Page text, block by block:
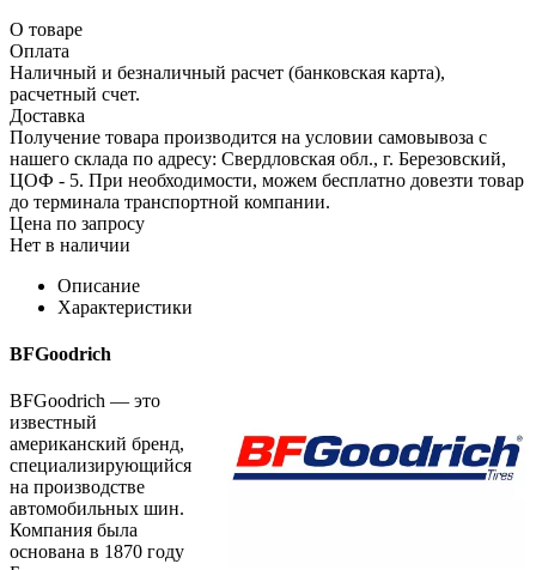
О товаре
Оплата
Наличный и безналичный расчет (банковская карта),
расчетный счет.
Доставка
Получение товара производится на условии самовывоза с
нашего склада по адресу: Свердловская обл., г. Березовский,
ЦОФ - 5. При необходимости, можем бесплатно довезти товар
до терминала транспортной компании.
Цена по запросу
Нет в наличии
Описание
Характеристики
BFGoodrich
BFGoodrich — это
известный
американский бренд,
специализирующийся
на производстве
автомобильных шин.
Компания была
основана в 1870 году